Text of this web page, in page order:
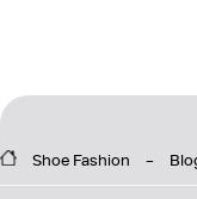
Shoe Fashion